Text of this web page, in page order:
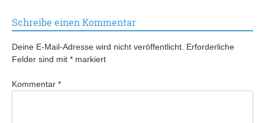
Schreibe einen Kommentar
Deine E-Mail-Adresse wird nicht veröffentlicht. Erforderliche
Felder sind mit * markiert
Kommentar *